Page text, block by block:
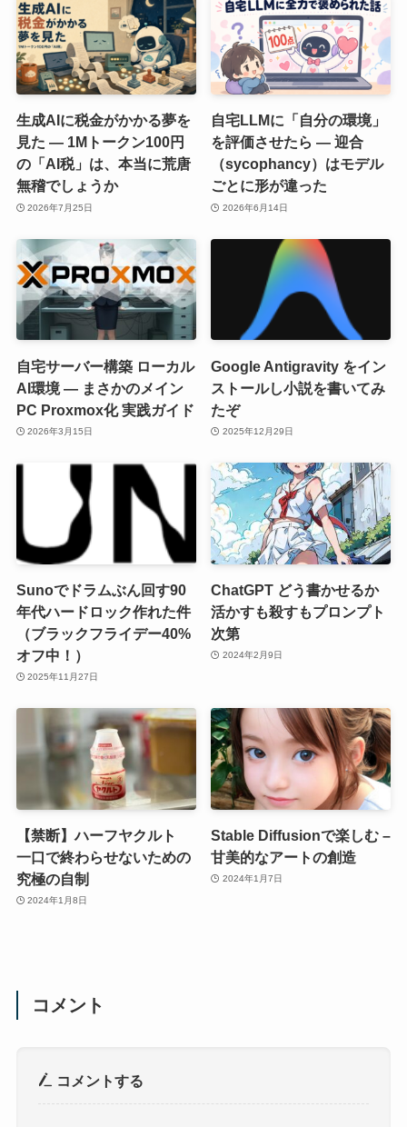
生成AIに税金がかかる夢を
見た ― 1Mトークン100円
の「AI税」は、本当に荒唐
無稽でしょうか
2026年7月25日
自宅LLMに「自分の環境」
を評価させたら ― 迎合
（sycophancy）はモデル
ごとに形が違った
2026年6月14日
自宅サーバー構築 ローカル
AI環境 ― まさかのメイン
PC Proxmox化 実践ガイド
2026年3月15日
Google Antigravity をイン
ストールし小説を書いてみ
たぞ
2025年12月29日
Sunoでドラムぶん回す90
年代ハードロック作れた件
（ブラックフライデー40%
オフ中！）
2025年11月27日
ChatGPT どう書かせるか
活かすも殺すもプロンプト
次第
2024年2月9日
【禁断】ハーフヤクルト
一口で終わらせないための
究極の自制
2024年1月8日
Stable Diffusionで楽しむ –
甘美的なアートの創造
2024年1月7日
コメント
コメントする